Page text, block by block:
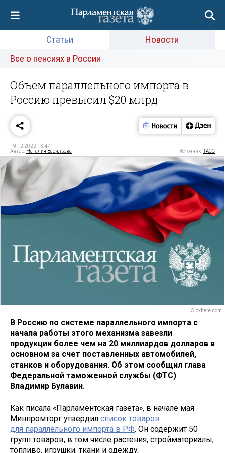
Статьи
Новости
Все о пенсиях в России
Объем параллельного импорта в
Россию превысил $20 млрд
19.12.2022 13:47
Автор: Наталия Васильева Источник:ТАСС
© pxhere.com
В Россию по системе параллельного импорта с
начала работы этого механизма завезли
продукции более чем на 20 миллиардов долларов в
основном за счет поставленных автомобилей,
станков и оборудования. Об этом сообщил глава
Федеральной таможенной службы (ФТС)
Владимир Булавин.
Как писала «Парламентская газета», в начале мая
Минпромторг утвердил список товаров
для параллельного импорта в РФ. Он содержит 50
групп товаров, в том числе растения, стройматериалы,
топливо, игрушки, ткани и одежду,